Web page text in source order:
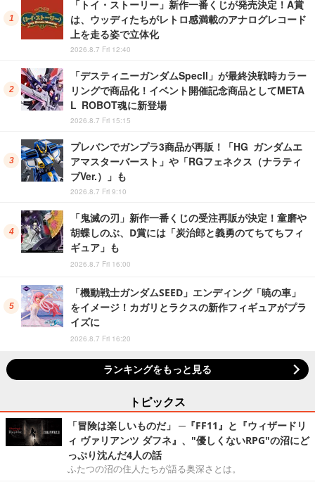
「トイ・ストーリー」新作一番くじが発売決定！A賞
は、ウッディたちがレトロ感満載のアナログレコード
上を走る姿で立体化
2026.8.7 Fri 12:40
「デスティニーガンダムSpecII」が最終決戦時カラー
リングで商品化！イベント開催記念商品としてMETA
L ROBOT魂に新登場
2026.8.7 Fri 15:15
プレバンでガンプラ3商品が再販！「HG ガンダムエ
アマスターバースト」や「RGフェネクス（ナラティ
ブVer.）」も
2026.8.7 Fri 9:10
「鬼滅の刃」新作一番くじの受注再販が決定！童磨や
胡蝶しのぶ、D賞には「炭治郎と義勇のてちてちフィ
ギュア」も
2026.8.7 Fri 16:00
「機動戦士ガンダムSEED」エンディング「暁の車」
をイメージ！カガリとラクスの新作フィギュアがプラ
イズに
2026.8.7 Fri 16:20
ランキングをもっと見る
トピックス
「冒険は楽しいものだ」 ─『FF11』と『ウィザードリ
ィ ヴァリアンツ ダフネ』、"優しくないRPG"の沼にど
っぷり沈んだ4人の話
ふたつの沼の住人たちが語る奥深さとは。